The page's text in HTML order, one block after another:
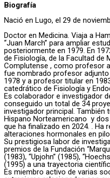
Biografía
Nació en Lugo, el 29 de
Doctor en Medicina. Viaja a
“Juan March” para ampliar
posteriormente en 1979. En
de Fisiología, de la Facultad de
Complutense , como profesor
fue nombrado profesor
1978 y a profesor titular en
catedrático de Fisiología y
Es colaborador e investigador
conseguido un total de 34
investigador principal.
Hispano Norteamericano y
que ha finalizado en 2024. . Ha
alteraciones hormonales en
Su prestigiosa labor de
premios de la Fundación
(1983), “Upjohn” (1985),
(1995) a una trayectoria
Es miembro activo de varias